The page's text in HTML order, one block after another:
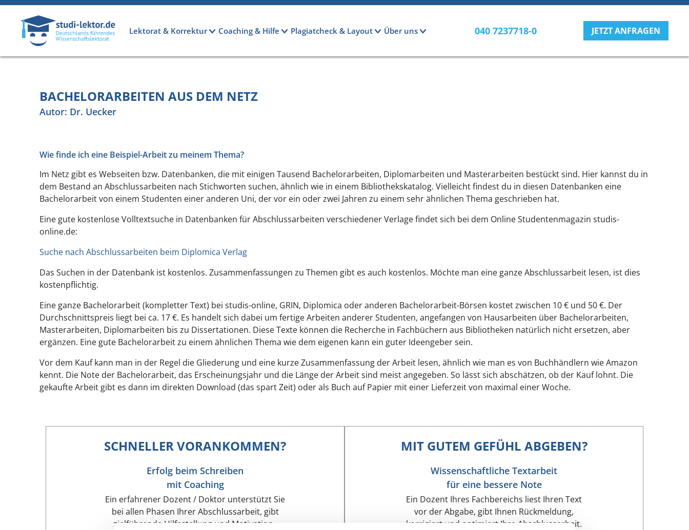
Direkt zum Inhalt
Lektorat & Korrektur Coaching & Hilfe Plagiatcheck & Layout Über uns 040 7237718-0 JETZT ANFRAGEN
BACHELORARBEITEN AUS DEM NETZ
Autor: Dr. Uecker
Wie finde ich eine Beispiel-Arbeit zu meinem Thema?
Im Netz gibt es Webseiten bzw. Datenbanken, die mit einigen Tausend Bachelorarbeiten, Diplomarbeiten und Masterarbeiten bestückt sind. Hier kannst du in
dem Bestand an Abschlussarbeiten nach Stichworten suchen, ähnlich wie in einem Bibliothekskatalog. Vielleicht findest du in diesen Datenbanken eine
Bachelorarbeit von einem Studenten einer anderen Uni, der vor ein oder zwei Jahren zu einem sehr ähnlichen Thema geschrieben hat.
Eine gute kostenlose Volltextsuche in Datenbanken für Abschlussarbeiten verschiedener Verlage findet sich bei dem Online Studentenmagazin studis-
online.de:
Suche nach Abschlussarbeiten beim Diplomica Verlag
Das Suchen in der Datenbank ist kostenlos. Zusammenfassungen zu Themen gibt es auch kostenlos. Möchte man eine ganze Abschlussarbeit lesen, ist dies
kostenpflichtig.
Eine ganze Bachelorarbeit (kompletter Text) bei studis-online, GRIN, Diplomica oder anderen Bachelorarbeit-Börsen kostet zwischen 10 € und 50 €. Der
Durchschnittspreis liegt bei ca. 17 €. Es handelt sich dabei um fertige Arbeiten anderer Studenten, angefangen von Hausarbeiten über Bachelorarbeiten,
Masterarbeiten, Diplomarbeiten bis zu Dissertationen. Diese Texte können die Recherche in Fachbüchern aus Bibliotheken natürlich nicht ersetzen, aber
ergänzen. Eine gute Bachelorarbeit zu einem ähnlichen Thema wie dem eigenen kann ein guter Ideengeber sein.
Vor dem Kauf kann man in der Regel die Gliederung und eine kurze Zusammenfassung der Arbeit lesen, ähnlich wie man es von Buchhändlern wie Amazon
kennt. Die Note der Bachelorarbeit, das Erscheinungsjahr und die Länge der Arbeit sind meist angegeben. So lässt sich abschätzen, ob der Kauf lohnt. Die
gekaufte Arbeit gibt es dann im direkten Download (das spart Zeit) oder als Buch auf Papier mit einer Lieferzeit von maximal einer Woche.
SCHNELLER VORANKOMMEN?
Erfolg beim Schreiben
mit Coaching
Ein erfahrener Dozent / Doktor unterstützt Sie
bei allen Phasen Ihrer Abschlussarbeit, gibt
zielführende Hilfestellung und Motivation.
MIT GUTEM GEFÜHL ABGEBEN?
Wissenschaftliche Textarbeit
für eine bessere Note
Ein Dozent Ihres Fachbereichs liest Ihren Text
vor der Abgabe, gibt Ihnen Rückmeldung,
korrigiert und optimiert Ihre Abschlussarbeit.